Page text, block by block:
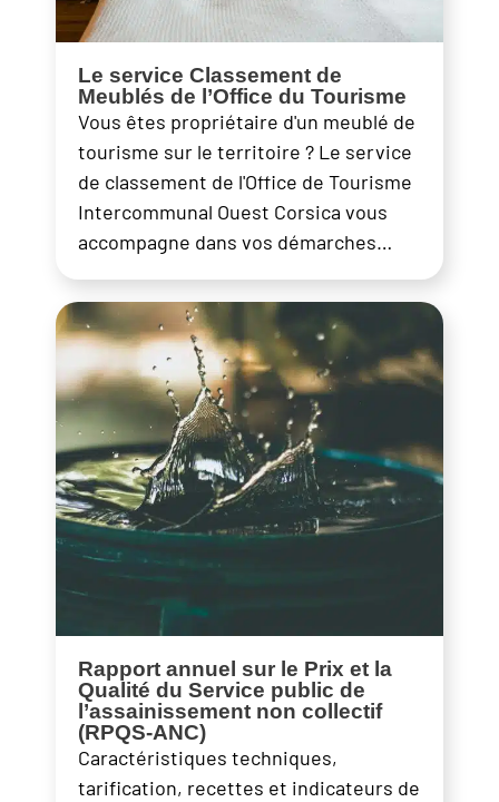
Le service Classement de
Meublés de l’Office du Tourisme
Vous êtes propriétaire d'un meublé de
tourisme sur le territoire ? Le service
de classement de l'Office de Tourisme
Intercommunal Ouest Corsica vous
accompagne dans vos démarches…
Rapport annuel sur le Prix et la
Qualité du Service public de
l’assainissement non collectif
(RPQS-ANC)
Caractéristiques techniques,
tarification, recettes et indicateurs de